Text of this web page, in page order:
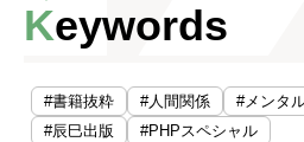
Keywords
#書籍抜粋 #人間関係
#メンタ
#辰巳出版
#PHPスペシャル